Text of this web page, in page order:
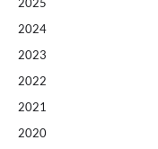
2025
2024
2023
2022
2021
2020